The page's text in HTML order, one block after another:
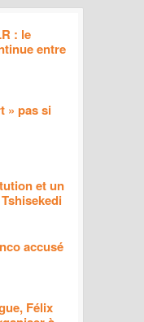
: le
entre
» pas si
et un
accusé
Félix